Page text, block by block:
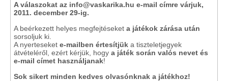
A válaszokat az info@vaskarika.hu e-mail címre várjuk,
2011. december 29-ig.
A beérkezett helyes megfejtéseket a játékok zárása után
sorsoljuk ki.
A nyerteseket e-mailben értesítjük a tiszteletjegyek
átvételéről, ezért kérjük, hogy a játék során valós nevet és
e-mail címet használjanak!
Sok sikert minden kedves olvasónknak a játékhoz!